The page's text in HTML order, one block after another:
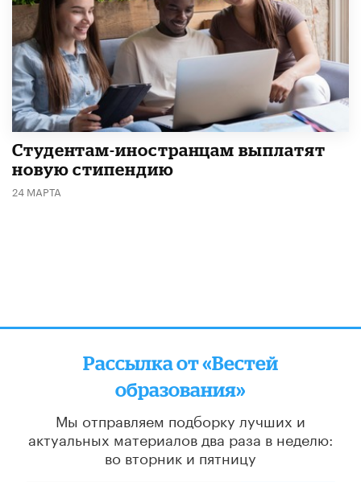
Студентам-иностранцам выплатят
новую стипендию
24 МАРТА
Рассылка от «Вестей
образования»
Мы отправляем подборку лучших и
актуальных материалов два раза в неделю:
во вторник и пятницу